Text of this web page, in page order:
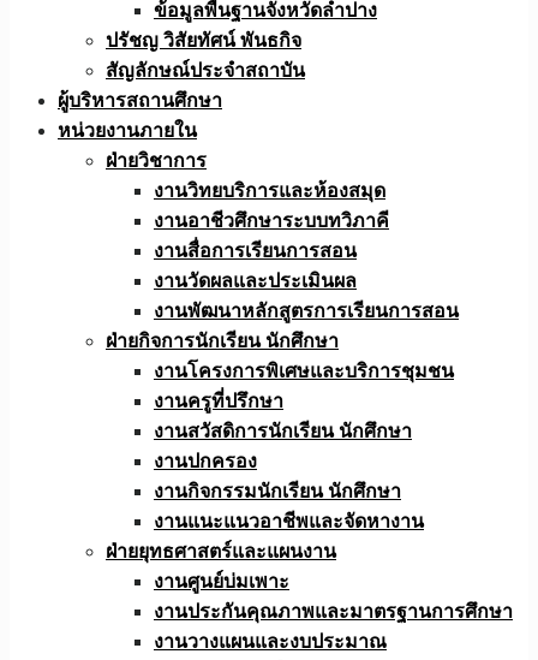
ข้อมูลพื้นฐานจังหวัดลำปาง
ปรัชญ วิสัยทัศน์ พันธกิจ
สัญลักษณ์ประจำสถาบัน
ผู้บริหารสถานศึกษา
หน่วยงานภายใน
ฝ่ายวิชาการ
งานวิทยบริการและห้องสมุด
งานอาชีวศึกษาระบบทวิภาคี
งานสื่อการเรียนการสอน
งานวัดผลและประเมินผล
งานพัฒนาหลักสูตรการเรียนการสอน
ฝ่ายกิจการนักเรียน นักศึกษา
งานโครงการพิเศษและบริการชุมชน
งานครูที่ปรึกษา
งานสวัสดิการนักเรียน นักศึกษา
งานปกครอง
งานกิจกรรมนักเรียน นักศึกษา
งานแนะแนวอาชีพและจัดหางาน
ฝ่ายยุทธศาสตร์และแผนงาน
งานศูนย์บ่มเพาะ
งานประกันคุณภาพและมาตรฐานการศึกษา
งานวางแผนและงบประมาณ